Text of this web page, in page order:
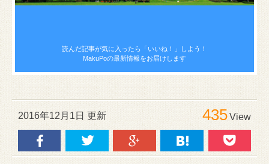
読んだ記事が気に入ったら 「いいね！」しよう！
MakuPoの最新情報をお届けします
2016年12月1日 更新 435View